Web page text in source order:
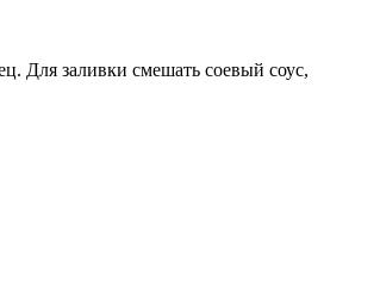
Для заливки смешать соевый соус,